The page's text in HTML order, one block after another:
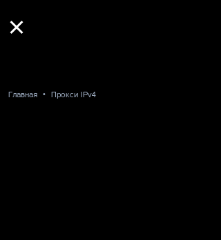
Главная Прокси IPv4